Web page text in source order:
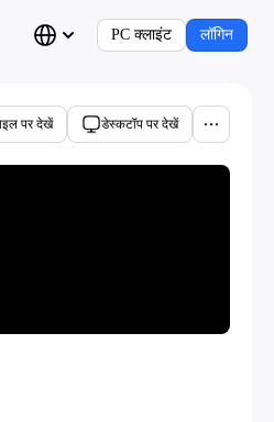
PC क्लाइंट लॉगिन
पर देखें डेस्कटॉप पर देखें